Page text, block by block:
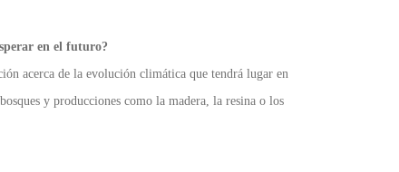
en el futuro?
acerca de la evolución climática que tendrá lugar en
y producciones como la madera, la resina o los